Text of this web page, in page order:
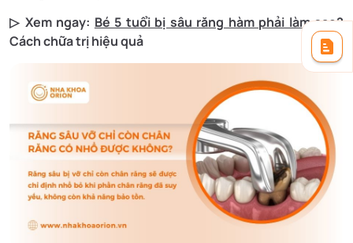
▷ Xem ngay: Bé 5 tuổi bị sâu răng hàm phải làm sao​?
Cách chữa trị hiệu quả